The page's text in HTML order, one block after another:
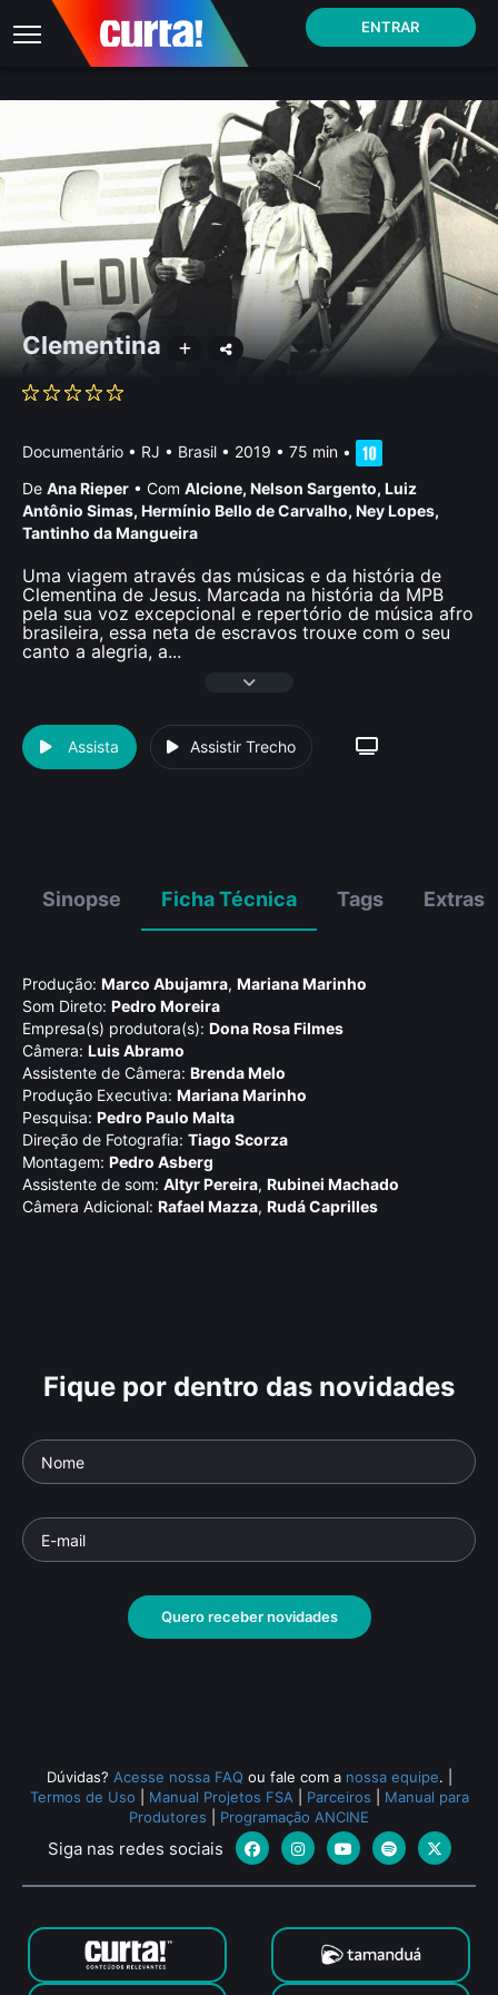
ENTRAR
Clementina
Documentário • RJ • Brasil • 2019 • 75 min •
De Ana Rieper • Com Alcione, Nelson Sargento, Luiz
Antônio Simas, Hermí­nio Bello de Carvalho, Ney Lopes,
Tantinho da Mangueira
Uma viagem através das músicas e da história de
Clementina de Jesus. Marcada na história da MPB
pela sua voz excepcional e repertório de música afro
brasileira, essa neta de escravos trouxe com o seu
canto a alegria, a...
Assista Assistir Trecho
Sinopse Ficha Técnica Tags Extras
Produção: Marco Abujamra, Mariana Marinho
Som Direto: Pedro Moreira
Empresa(s) produtora(s): Dona Rosa Filmes
Câmera: Luis Abramo
Assistente de Câmera: Brenda Melo
Produção Executiva: Mariana Marinho
Pesquisa: Pedro Paulo Malta
Direção de Fotografia: Tiago Scorza
Montagem: Pedro Asberg
Assistente de som: Altyr Pereira, Rubinei Machado
Câmera Adicional: Rafael Mazza, Rudá Caprilles
Velhas Guardas
min •
Fique por dentro das novidades
Quero receber novidades
Dúvidas? Acesse nossa FAQ ou fale com a nossa equipe.
Termos de Uso
Manual Projetos FSA Parceiros
Manual para
Produtores
Programação ANCINE
Siga nas redes sociais